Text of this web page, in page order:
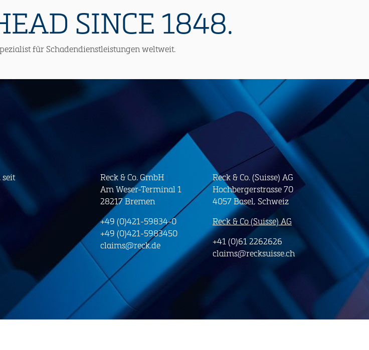
SINCE 1848.
für Schadendienstleistungen weltweit.
seit
Reck & Co. GmbH
Am Weser-Terminal 1
28217 Bremen
+49 (0)421-59834-0
+49 (0)421-5983450
claims@reck.de
Reck & Co. (Suisse) AG
Hochbergerstrasse 70
4057 Basel, Schweiz
Reck & Co (Suisse) AG
+41 (0)61 2262626
claims@recksuisse.ch